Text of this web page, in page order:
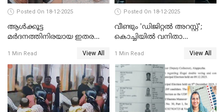
Posted On 18-12-2025
ആൾക്കൂട്ട
മർദനത്തിനിരയായ ഇതര
നടുക്കുന്ന സംഭവം
വാളയാറിൽ
1 Min Read View All
Posted On 18-12-2025
വീണ്ടും 'ഡിജിറ്റല്‍ അറസ്റ്റ്';
കൊച്ചിയില്‍ വനിതാ
കോടി രൂപ
1 Min Read View All